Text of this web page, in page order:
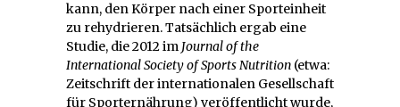
kann, den Körper nach einer Sporteinheit
zu rehydrieren. Tatsächlich ergab eine
Studie, die 2012 im Journal of the
International Society of Sports Nutrition (etwa:
Zeitschrift der internationalen Gesellschaft
für Sporternährung) veröffentlicht wurde,